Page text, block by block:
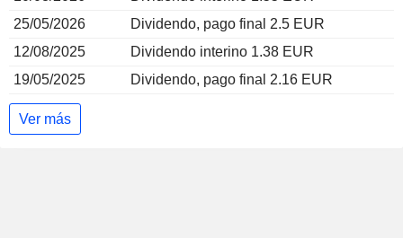
25/05/2026
Dividendo, pago final 2.5 EUR
12/08/2025
Dividendo interino 1.38 EUR
19/05/2025
Dividendo, pago final 2.16 EUR
Ver más